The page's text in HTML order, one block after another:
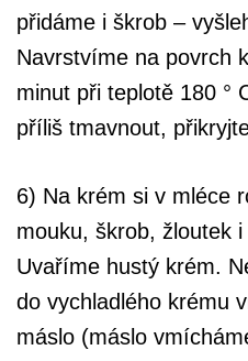
přidáme i škrob –
Navrstvíme na povrch
minut při teplotě 180 °
příliš tmavnout,
6) Na krém si v mléce
mouku, škrob, žloutek i
Uvaříme hustý krém.
do vychladlého krému
máslo (máslo